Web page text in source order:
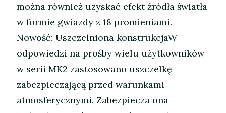
można również uzyskać efekt źródła światła
w formie gwiazdy z 18 promieniami.
Nowość: Uszczelniona konstrukcjaW
odpowiedzi na prośby wielu użytkowników
w serii MK2 zastosowano uszczelkę
zabezpieczającą przed warunkami
atmosferycznymi. Zabezpiecza ona